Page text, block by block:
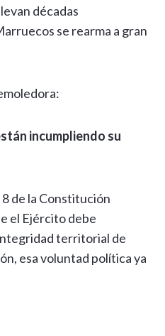
décadas
se rearma a gran
incumpliendo su
de la Constitución
el Ejército debe
territorial de
esa voluntad política ya